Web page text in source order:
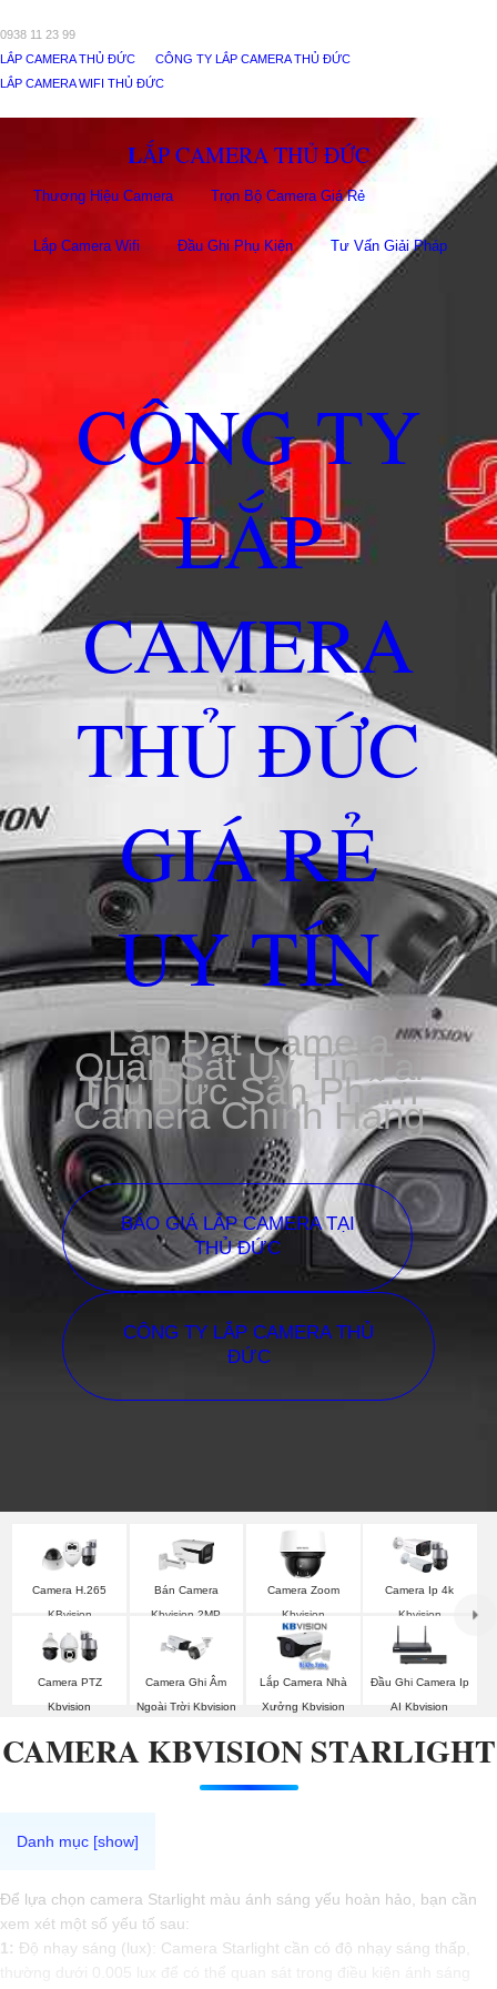
0938 11 23 99
LẮP CAMERA THỦ ĐỨC
CÔNG TY LẮP CAMERA THỦ ĐỨC
LẮP CAMERA WIFI THỦ ĐỨC
LẮP CAMERA THỦ ĐỨC
Thương Hiệu Camera Trọn Bộ Camera Giá Rẻ
Lắp Camera Wifi Đầu Ghi Phụ Kiên Tư Vấn Giải Pháp
CÔNG TY
LẮP
CAMERA
THỦ ĐỨC
GIÁ RẺ
UY TÍN
Lắp Đặt Camera
Quan Sát Uy Tín Tại
Thủ Đức Sản Phẩm
Camera Chính Hãng
BÁO GIÁ LẮP CAMERA TẠI
THỦ ĐỨC
CÔNG TY LẮP CAMERA THỦ
ĐỨC
Camera H.265
KBvision
Bán Camera
Kbvision 2MP
Camera Zoom
Kbvision
Camera Ip 4k
Kbvision
Camera PTZ
Kbvision
Camera Ghi Âm
Ngoài Trời Kbvision
Lắp Camera Nhà
Xưởng Kbvision
Đầu Ghi Camera Ip
AI Kbvision
CAMERA KBVISION STARLIGHT
Để lựa chọn camera Starlight màu ánh sáng yếu hoàn hảo, bạn cần
xem xét một số yếu tố sau:
1: Độ nhạy sáng (lux): Camera Starlight cần có độ nhạy sáng thấp,